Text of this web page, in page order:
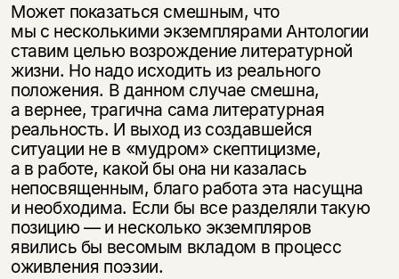
Может показаться смешным, что
мы с несколькими экземплярами Антологии
ставим целью возрождение литературной
жизни. Но надо исходить из реального
положения. В данном случае смешна,
а вернее, трагична сама литературная
реальность. И выход из создавшейся
ситуации не в «мудром» скептицизме,
а в работе, какой бы она ни казалась
непосвященным, благо работа эта насущна
и необходима. Если бы все разделяли такую
позицию — и несколько экземпляров
явились бы весомым вкладом в процесс
оживления поэзии.